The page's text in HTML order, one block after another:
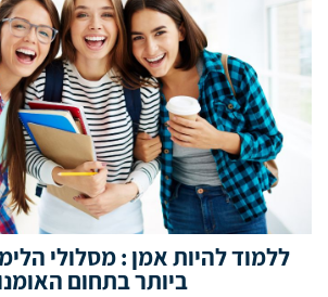
ללמוד להיות אמן : מסלולי
ביותר בתחום